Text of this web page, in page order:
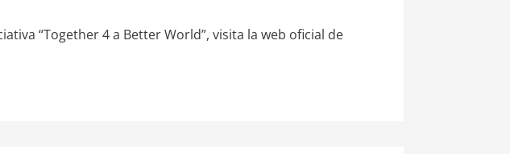
“Together 4 a Better World”, visita la web oficial de